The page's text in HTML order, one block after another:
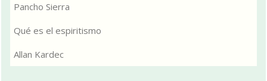
Pancho Sierra
Qué es el espiritismo
Allan Kardec